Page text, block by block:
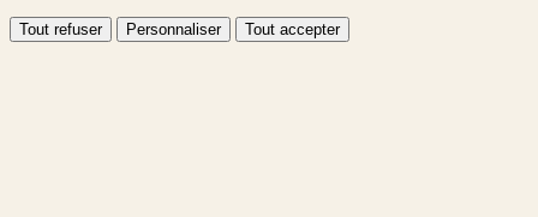
Tout refuser Personnaliser Tout accepter